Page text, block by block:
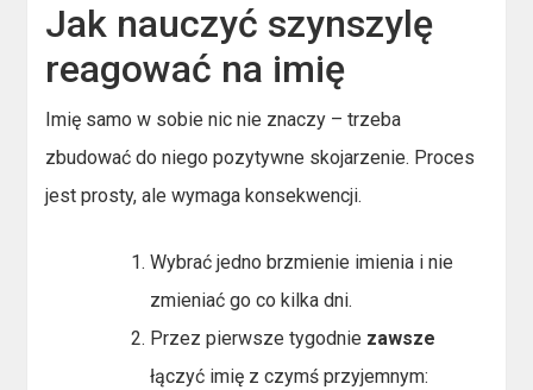
Jak nauczyć szynszylę
reagować na imię
Imię samo w sobie nic nie znaczy – trzeba
zbudować do niego pozytywne skojarzenie. Proces
jest prosty, ale wymaga konsekwencji.
Wybrać jedno brzmienie imienia i nie
zmieniać go co kilka dni.
Przez pierwsze tygodnie zawsze
łączyć imię z czymś przyjemnym: